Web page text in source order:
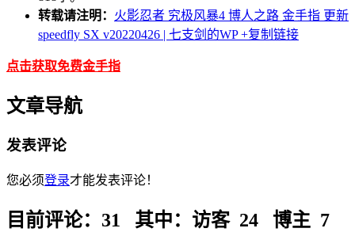
转载请注明： 火影忍者 究极风暴4 博人之路 金手指 更新
speedfly SX v20220426 | 七支剑的WP+复制链接
点击获取免费金手指
文章导航
发表评论
您必须登录才能发表评论！
目前评论：31 其中：访客 24 博主 7